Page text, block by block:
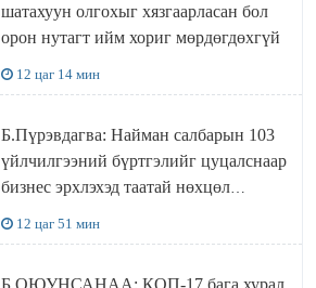
шатахуун олгохыг хязгаарласан бол
орон нутагт ийм хориг мөрдөгдөхгүй
12 цаг 14 мин
Б.Пүрэвдагва: Найман салбарын 103
үйлчилгээний бүртгэлийг цуцалснаар
бизнес эрхлэхэд таатай нөхцөл
12 цаг 51 мин
Б.ОЮУНСАНАА: КОП-17 бага хурал